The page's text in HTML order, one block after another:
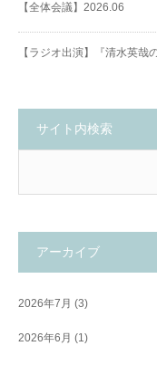
【全体会議】2026.06
【ラジオ出演】『清水英哉
サイト内検索
アーカイブ
2026年7月 (3)
2026年6月 (1)